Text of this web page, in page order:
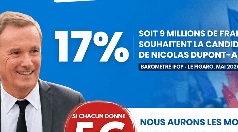
Jean-Philippe Tanguy défend les
retraités et la démocratie directe
face à En Marche
Vidéo ParJean-Philippe Tanguy
5 octobre 2018
« Quand les politiques sont incapables, ils accusent
la #Constitution de la Vème République ! Ce n’est